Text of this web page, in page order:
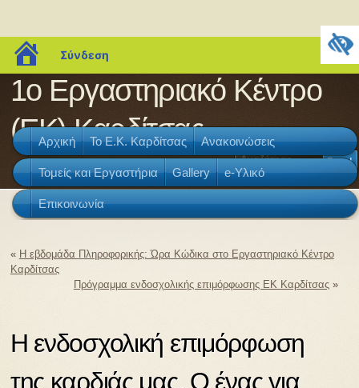
blogs.sch.gr
Σύνδεση
1o Εργαστηριακό Κέντρο
(ΕΚ) Καρδίτσας
Αρχική Το Ε.Κ. Καρδίτσας Ανακοινώσεις
Τομείς και Εργαστήρια Gallery e-Yλικό
Επικοινωνία
« Η εβδομάδα Πληροφορικής: Ώρα Κώδικα στο Εργαστηριακό Κέντρο
Καρδίτσας
Πρόγραμμα ενδοσχολικής επιμόρφωσης ΕΚ Καρδίτσας»
Η ενδοσχολική επιμόρφωση
της καρδιάς μας. Ο ένας για